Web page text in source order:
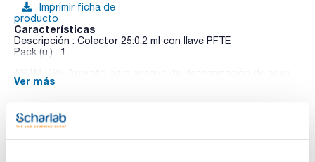
Imprimir ficha de
producto
Características
Descripción : Colector 25:0.2 ml con llave PFTE
Pack (u.) : 1
en productos del petróleo por destilación.
Ver más